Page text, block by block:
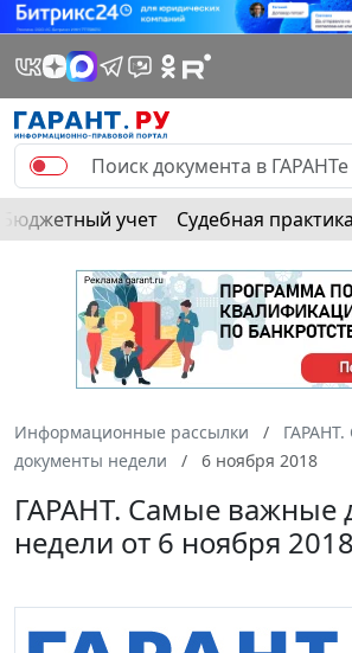
Бюджетный учет Судебная практика
Информационные рассылки
документы недели
6 ноября 2018
ГАРАНТ. Самые важные
недели от 6 ноября 2018